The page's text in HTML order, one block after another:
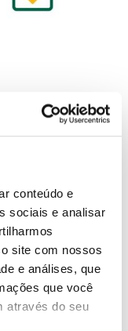
conteúdo e
sociais e analisar
site com nossos
e análises, que
que você
através do seu